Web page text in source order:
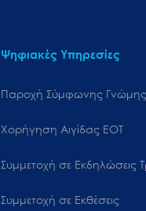
Ψηφιακές Υπηρεσίες
Παροχή Σύμφωνης Γνώμης
Χορήγηση Αιγίδας ΕΟΤ
Συμμετοχή σε Εκδηλώσεις
Συμμετοχή σε Εκθέσεις